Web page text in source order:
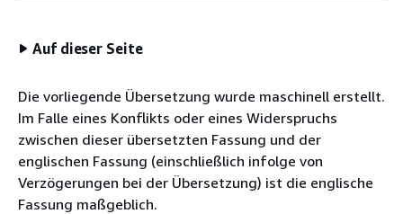
Auf dieser Seite
Die vorliegende Übersetzung wurde maschinell erstellt.
Im Falle eines Konflikts oder eines Widerspruchs
zwischen dieser übersetzten Fassung und der
englischen Fassung (einschließlich infolge von
Verzögerungen bei der Übersetzung) ist die englische
Fassung maßgeblich.